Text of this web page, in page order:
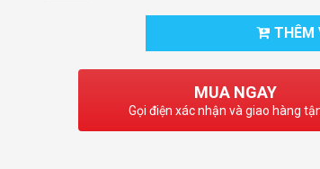
THÊM
MUA NGAY
Gọi điện xác nhận và giao hàng